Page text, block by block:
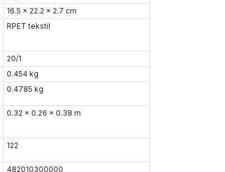
16.5 x 22.2 x 2.7 cm
RPET tekstil
20/1
0.454 kg
0.4785 kg
0.32 x 0.26 x 0.38 m
122
482010300000